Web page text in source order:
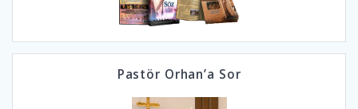
Pastör Orhan’a Sor